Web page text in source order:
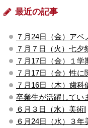
最近の記事
７月24日（金）ア
７月７日（火）七夕
７月17日（金）１学
７月17日（金）性に
７月16日（木）歯科
卒業生が活躍してい
６月３日（水）美術Ⅰ
６月24日（水）３年